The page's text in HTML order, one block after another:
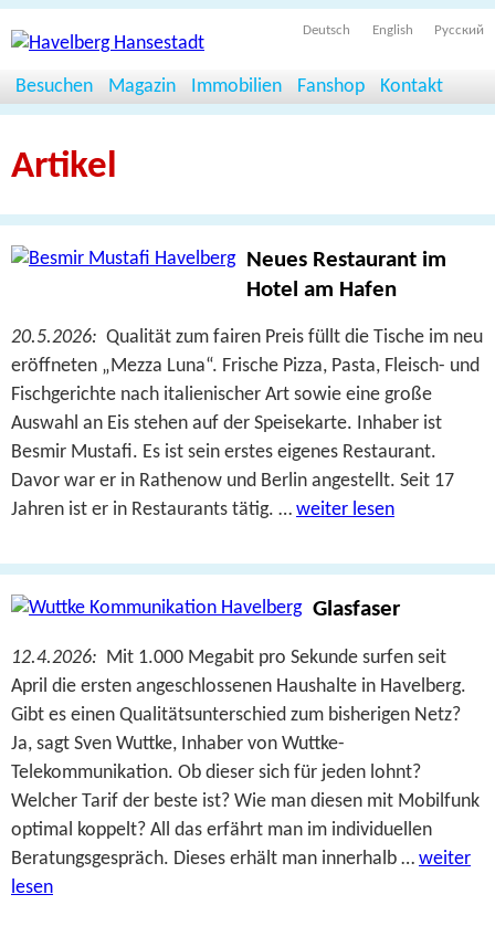
Deutsch English Русский
Besuchen Magazin Immobilien Fanshop Kontakt
Artikel
Neues Restaurant im
Hotel am Hafen
20.5.2026: Qualität zum fairen Preis füllt die Tische im neu
eröffneten „Mezza Luna“. Frische Pizza, Pasta, Fleisch- und
Fischgerichte nach italienischer Art sowie eine große
Auswahl an Eis stehen auf der Speisekarte. Inhaber ist
Besmir Mustafi. Es ist sein erstes eigenes Restaurant.
Davor war er in Rathenow und Berlin angestellt. Seit 17
Jahren ist er in Restaurants tätig. … weiter lesen
Glasfaser
12.4.2026: Mit 1.000 Megabit pro Sekunde surfen seit
April die ersten angeschlossenen Haushalte in Havelberg.
Gibt es einen Qualitätsunterschied zum bisherigen Netz?
Ja, sagt Sven Wuttke, Inhaber von Wuttke-
Telekommunikation. Ob dieser sich für jeden lohnt?
Welcher Tarif der beste ist? Wie man diesen mit Mobilfunk
optimal koppelt? All das erfährt man im individuellen
Beratungsgespräch. Dieses erhält man innerhalb … weiter
lesen